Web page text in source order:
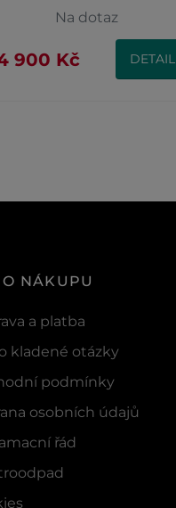
Na dotaz
900 Kč DETAIL
O NÁKUPU
a platba
kladené otázky
podmínky
osobních údajů
řád